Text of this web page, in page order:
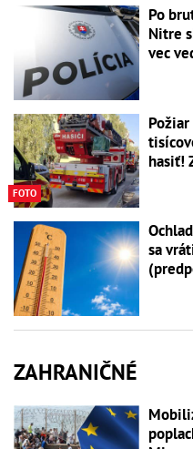
Po
Nitre
vec
FOTO
hasiť!
sa
ZAHRANIČNÉ